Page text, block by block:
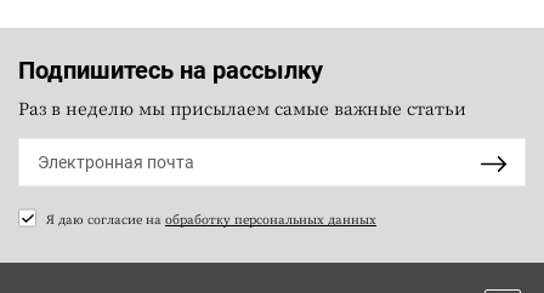
Подпишитесь на рассылку
Раз в неделю мы присылаем самые важные статьи
Я даю согласие на обработку персональных данных